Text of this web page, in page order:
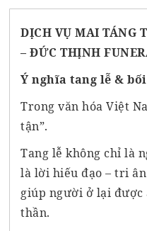
DỊCH VỤ MAI TÁNG
– ĐỨC THỊNH
Ý nghĩa tang lễ &
Trong văn hóa Việt
tận”.
Tang lễ không chỉ là
là lời hiếu đạo – tri
giúp người ở lại
thần.